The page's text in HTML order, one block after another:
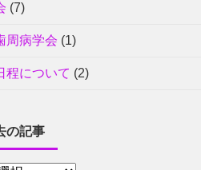
(7)
周病学会 (1)
程について (2)
の記事